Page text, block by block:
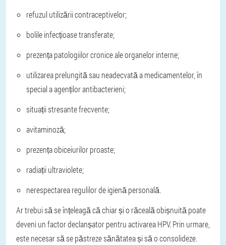
refuzul utilizării contraceptivelor;
bolile infecțioase transferate;
prezența patologiilor cronice ale organelor interne;
utilizarea prelungită sau neadecvată a medicamentelor, în
special a agenților antibacterieni;
situații stresante frecvente;
avitaminoză;
prezența obiceiurilor proaste;
radiații ultraviolete;
nerespectarea regulilor de igienă personală.
Ar trebui să se înțeleagă că chiar și o răceală obișnuită poate
deveni un factor declanșator pentru activarea HPV. Prin urmare,
este necesar să se păstreze sănătatea și să o consolideze.